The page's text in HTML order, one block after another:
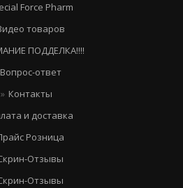
Force Pharm
товаров
ПОДДЕЛКА!!!!
Вопрос-ответ
Контакты
и доставка
Розница
Отзывы
Отзывы